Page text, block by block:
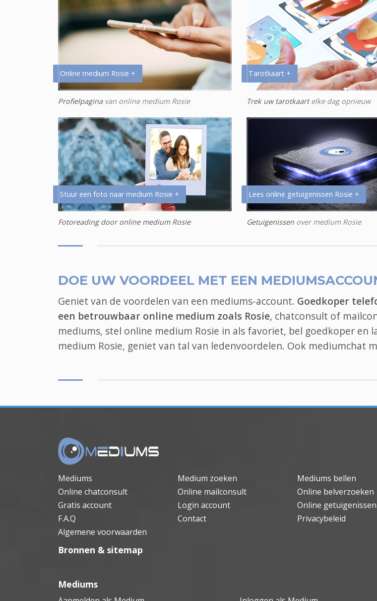
Online medium Rosie +
Profielpaginavan online medium Rosie
Tarotkaart +
Trek uw tarotkaartelke dag opnieuw
Stuur een foto naar medium Rosie +
Fotoreading door online medium Rosie
Lees online getuigenissen Rosie +
Getuigenissen over medium Rosie
DOE UW VOORDEEL MET EEN
Geniet van de voordelen van een mediums-account. Goedkoper
een betrouwbaar online medium zoals Rosie, chatconsult of
mediums, stel online medium Rosie in als favoriet, bel goedkoper en
medium Rosie, geniet van tal van ledenvoordelen. Ook mediumchat
Mediums Medium zoeken
Mediums bellen
Online chatconsult
Online mailconsult
Online belverzoeken
Gratis account
Login account
Online getuigenissen
F.A.Q
Contact
Privacybeleid
Algemene voorwaarden
Bronnen & sitemap
Mediums